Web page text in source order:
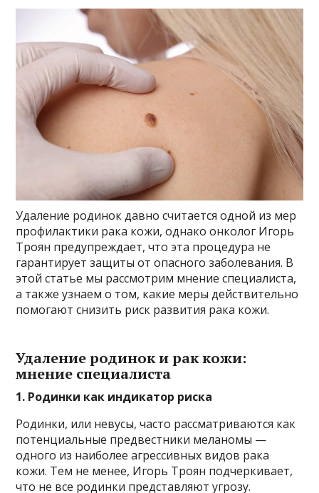
Удаление родинок давно считается одной из мер
профилактики рака кожи, однако онколог Игорь
Троян предупреждает, что эта процедура не
гарантирует защиты от опасного заболевания. В
этой статье мы рассмотрим мнение специалиста,
а также узнаем о том, какие меры действительно
помогают снизить риск развития рака кожи.
Удаление родинок и рак кожи:
мнение специалиста
1. Родинки как индикатор риска
Родинки, или невусы, часто рассматриваются как
потенциальные предвестники меланомы —
одного из наиболее агрессивных видов рака
кожи. Тем не менее, Игорь Троян подчеркивает,
что не все родинки представляют угрозу.